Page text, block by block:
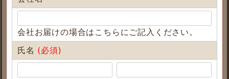
会社お届けの場合はこちらにご記入ください。
氏名 (必須)